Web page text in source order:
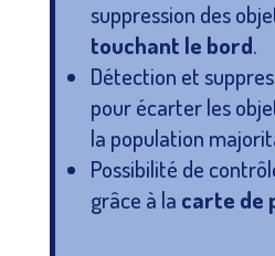
suppression des
touchant le bord.
Détection et
pour écarter les
la population
Possibilité de
grâce à la carte de